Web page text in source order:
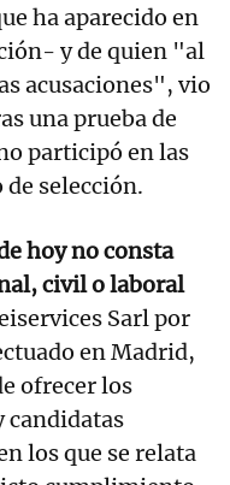
ha aparecido en
y de quien "al
acusaciones", vio
una prueba de
participó en las
de selección.
hoy no consta
civil o laboral
Sarl por
en Madrid,
ofrecer los
candidatas
los que se relata